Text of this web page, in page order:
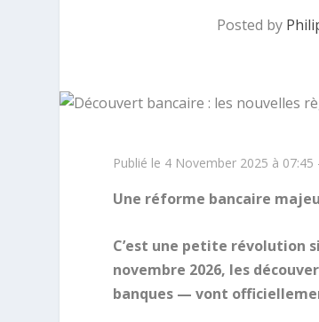
Posted by
Publié le 4 November 2025 à
Une réforme bancaire
C’est une petite révolution
novembre 2026, les
banques — vont